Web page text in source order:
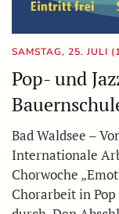
SAMSTAG, 25. JULI
Pop- und
Bad Waldsee –
Internationale
Chorwoche
Chorarbeit in Pop